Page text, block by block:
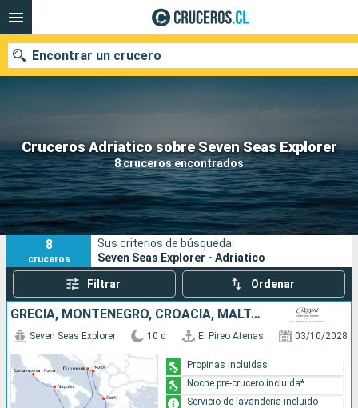
Cruceros Adriatico sobre Seven Seas Explorer
8 cruceros encontrados
Encontrar un crucero
Nuestros destinos
Fecha de salida
Puertos Compañías
Buscar
8
cruceros
Sus criterios de búsqueda:
Seven Seas Explorer - Adriatico
Filtrar Ordenar
GRECIA, MONTENEGRO, CROACIA, MALTA, ITALIA
Seven Seas Explorer 10 d El Pireo Atenas 03/10/2028
Propinas incluidas
Noche pre-crucero incluida*
Servicio de lavanderia incluido